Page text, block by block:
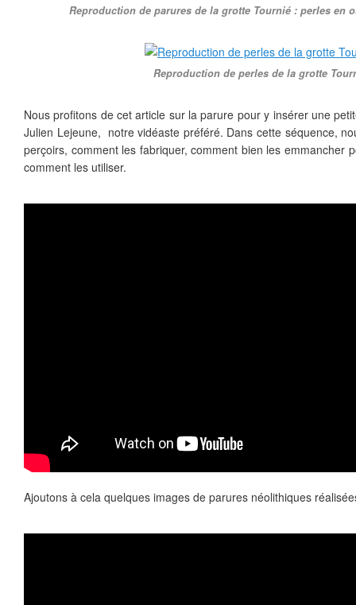
Reproduction de parures de la grotte Tournié : perles en
Reproduction de perles de la grotte
Nous profitons de cet article sur la parure pour y insérer une
Julien Lejeune, notre vidéaste préféré. Dans cette séquence,
perçoirs, comment les fabriquer, comment bien les emmancher
comment les utiliser.
Ajoutons à cela quelques images de parures néolithiques